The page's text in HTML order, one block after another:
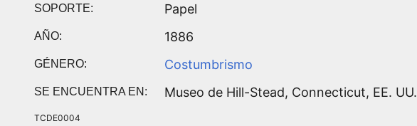
SOPORTE: Papel
AÑO: 1886
GÉNERO: Costumbrismo
SE ENCUENTRA EN: Museo de Hill-Stead, Connecticut, EE. UU.
TCDE0004